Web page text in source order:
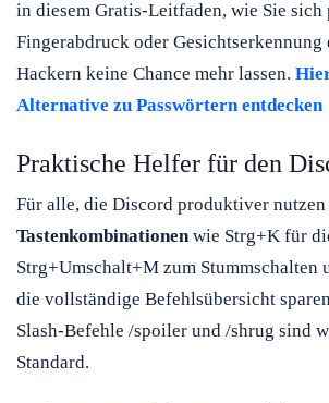
in diesem Gratis-Leitfaden, wie Sie sich
Fingerabdruck oder Gesichtserkennung
Hackern keine Chance mehr lassen.
Alternative zu Passwörtern entdecken
Praktische Helfer für den
Für alle, die Discord produktiver
Tastenkombinationen wie Strg+K für
Strg+Umschalt+M zum Stummschalten
die vollständige Befehlsübersicht
Slash-Befehle /spoiler und /shrug sind
Standard.